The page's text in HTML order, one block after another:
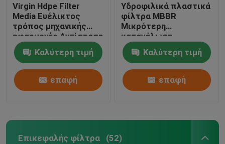
Virgin Hdpe Filter
Media Ευέλικτος
τρόπος μηχανικής
εφαρμογής Αντίσταση
σε κρούσματα
Καλύτερη τιμή
επαφή
Υδροφιλικά πλαστικά
φίλτρα MBBR
Μικρότερη
κατανάλωση
ενέργειας
Καλύτερη τιμή
επαφή
Επικεφαλής φίλτρα (52)